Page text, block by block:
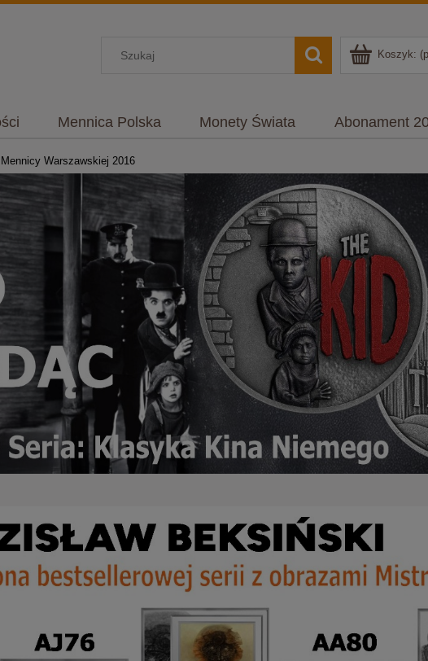
Koszyk:
Mennica Polska Monety Świata Abonament
Warszawskiej 2016